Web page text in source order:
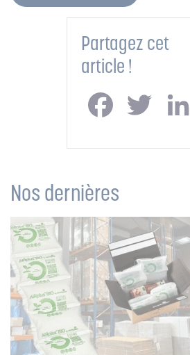
Partagez cet
article !
FacebookTwitter
Nos dernières